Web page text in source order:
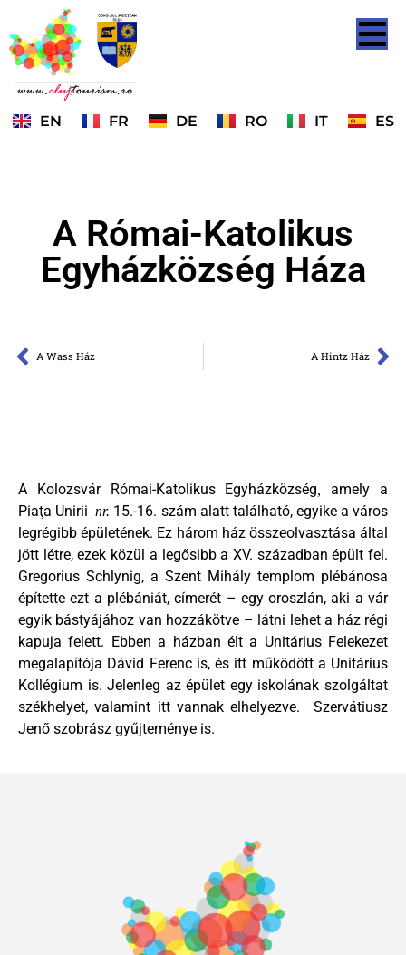
EN FR DE RO IT ES
A Római-Katolikus
Egyházközség Háza
A Wass Ház A Hintz Ház
A Kolozsvár Római-Katolikus Egyházközség
amely a
Piaţa Unirii nr. 15.-16. szám alatt található, egyike a város
legrégibb épületének. Ez három ház összeolvasztása által
jött létre, ezek közül a legősibb a XV. században épült fel.
Gregorius Schlynig, a Szent Mihály templom plébánosa
építette ezt a plébániát, címerét – egy oroszlán, aki a vár
egyik bástyájához van hozzákötve – látni lehet a ház régi
kapuja felett. Ebben a házban élt a Unitárius Felekezet
megalapítója Dávid Ferenc is, és itt működött a Unitárius
Kollégium is. Jelenleg az épület egy iskolának szolgáltat
székhelyet, valamint itt vannak elhelyezve.
Szervátiusz
Jenő szobrász gyűjteménye is.